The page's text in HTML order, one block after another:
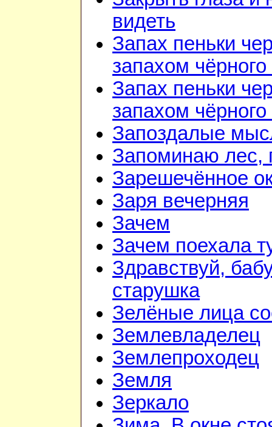
видеть
Запах пеньки
запахом
Запах пеньки
запахом
Запоздалые
Запоминаю лес,
Зарешечённое
Заря вечерняя
Зачем
Зачем поехала
Здравствуй,
старушка
Зелёные лица
Землевладелец
Землепроходец
Земля
Зеркало